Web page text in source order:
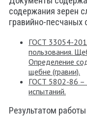
содержания зерен
гравийно-песчаных
ГОСТ 33054-
пользования.
Определение
щебне (гравии).
ГОСТ 5802-86 –
испытаний.
Результатом